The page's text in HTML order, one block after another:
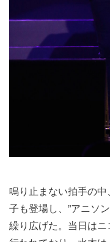
鳴り止まない拍手の
子も登場し、”アニソ
繰り広げた。​当日は